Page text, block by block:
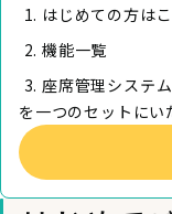
はじめての方は
機能一覧
座席管理システ
を一つのセットにい